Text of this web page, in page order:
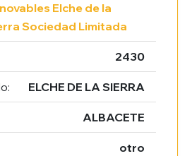
Elche de la
Sociedad Limitada
2430
ELCHE DE LA SIERRA
ALBACETE
otro